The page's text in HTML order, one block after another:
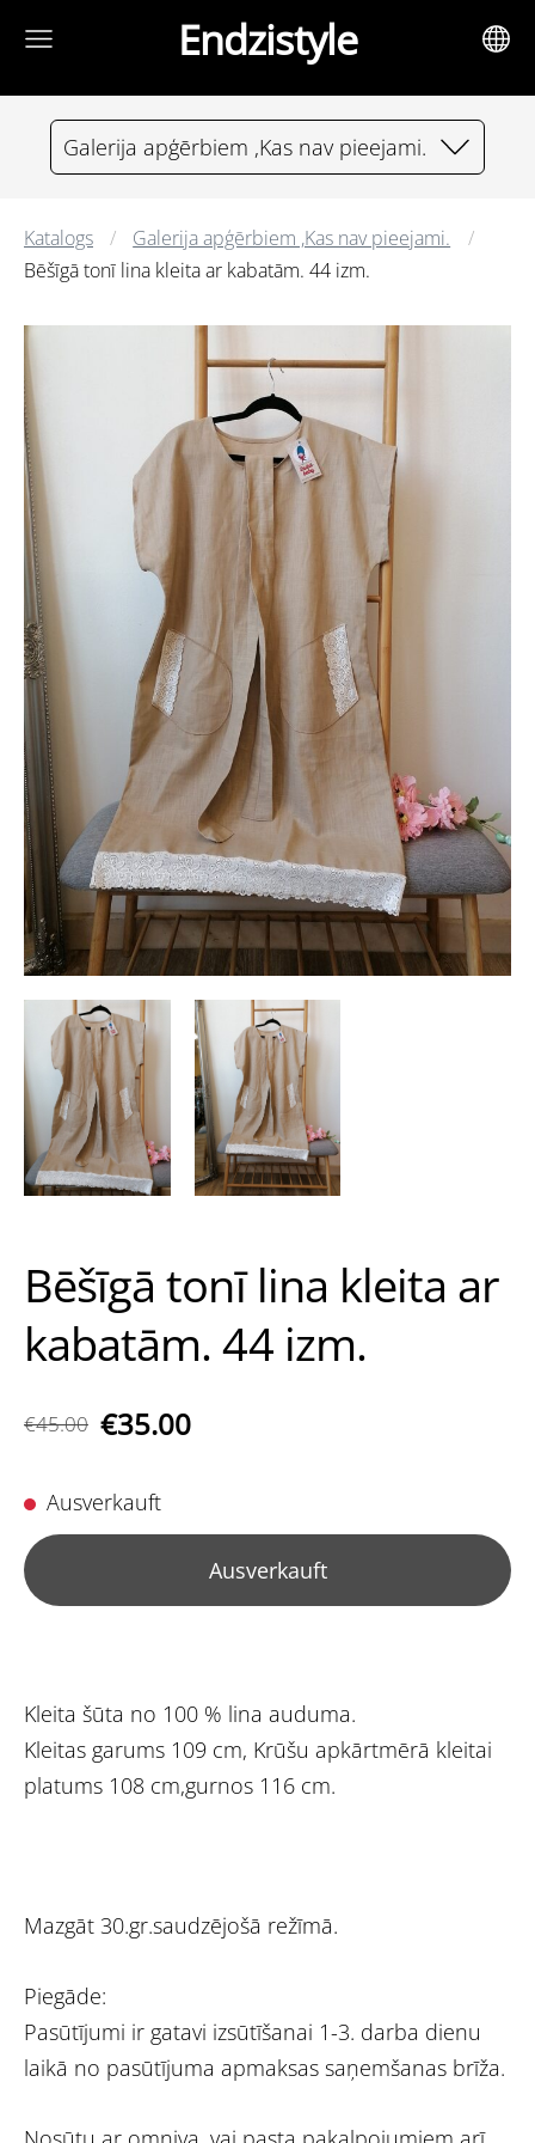
Endzistyle
Galerija apģērbiem ,Kas nav pieejami.
Katalogs
Galerija apģērbiem ,Kas nav pieejami.
Bēšīgā tonī lina kleita ar kabatām. 44 izm.
Bēšīgā tonī lina kleita ar
kabatām. 44 izm.
€45.00 €35.00
Ausverkauft
Ausverkauft
Kleita šūta no 100 % lina auduma.
Kleitas garums 109 cm, Krūšu apkārtmērā kleitai
platums 108 cm,gurnos 116 cm.
Mazgāt 30.gr.saudzējošā režīmā.
Piegāde:
Pasūtījumi ir gatavi izsūtīšanai 1-3. darba dienu
laikā no pasūtījuma apmaksas saņemšanas brīža.